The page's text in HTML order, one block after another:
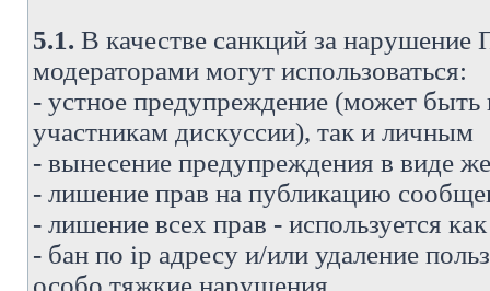
5.1. В качестве санкций за
модераторами могут использоваться:
- устное предупреждение (может
участникам дискуссии), так и личным
- вынесение предупреждения в виде
- лишение прав на публикацию
- лишение всех прав - используется
- бан по ip адресу и/или удаление
особо тяжкие нарушения.